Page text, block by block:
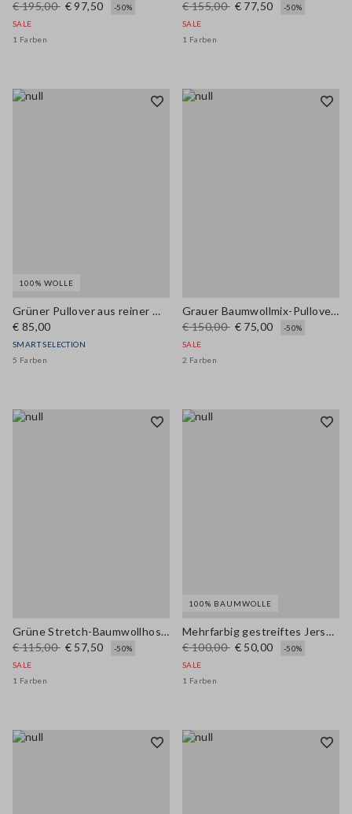
€ 195,00 € 97,50
-50%
SALE
1 Farben
€ 155,00 € 77,50
-50%
SALE
1 Farben
100% WOLLE
Grüner Pullover aus reiner Wolle im Oversize-Look
€ 85,00
SMART SELECTION
5 Farben
Grauer Baumwollmix-Pullover im Regular Fit mit Mesh-Muster
€ 150,00 € 75,00
-50%
SALE
2 Farben
Grüne Stretch-Baumwollhose mit weitem Bein
€ 115,00 € 57,50
-50%
SALE
1 Farben
100% BAUMWOLLE
Mehrfarbig gestreiftes Jersey aus reiner Baumwolle, regular fit
€ 100,00 € 50,00
-50%
SALE
1 Farben